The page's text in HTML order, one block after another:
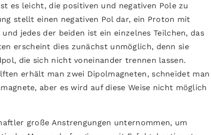
es leicht, die positiven und negativen Pole zu
stellt einen negativen Pol dar, ein Proton mit
jedes der beiden ist ein einzelnes Teilchen, das
erscheint dies zunächst unmöglich, denn sie
die sich nicht voneinander trennen lassen.
erhält man zwei Dipolmagneten, schneidet man
aber es wird auf diese Weise nicht möglich
große Anstrengungen unternommen, um